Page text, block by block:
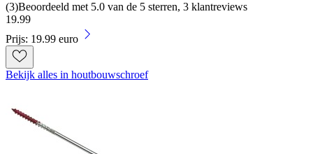
(3)Beoordeeld met 5.0 van de 5 sterren, 3 klantreviews
19.99
Prijs: 19.99 euro
Bekijk alles in houtbouwschroef